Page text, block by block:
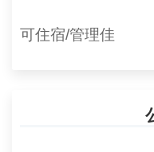
可住宿/管理佳